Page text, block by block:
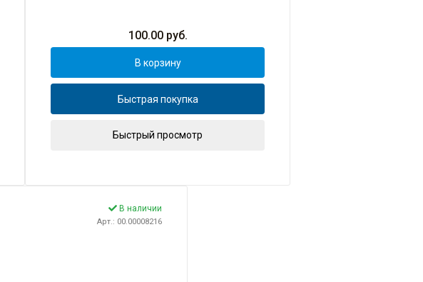
100.00руб.
В корзину
Быстрая покупка
Быстрый просмотр
В наличии
Арт.: 00.00008216